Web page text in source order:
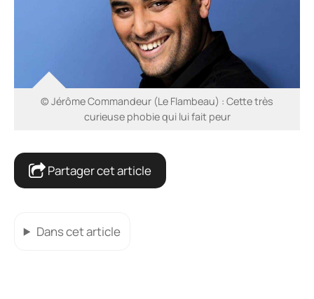
© Jérôme Commandeur (Le Flambeau) : Cette très
curieuse phobie qui lui fait peur
Partager cet article
Dans cet article